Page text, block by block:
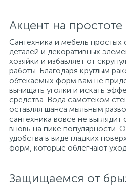
Акцент на
Сантехника и мебель простых
деталей и декоративных
хозяйки и избавляет от
работы. Благодаря круглым
обтекаемых форм вам не
вычищать уголки и искать
средства. Вода самотеком
оставляя шанса мыльным
сантехника вовсе не
вновь на пике популярности.
удобства в виде гладких
форм, которые облегчают
Защищаемся от